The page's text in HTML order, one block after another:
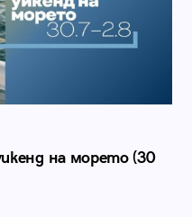
на морето (30